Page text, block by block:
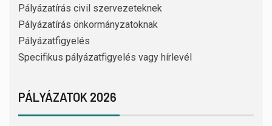
Pályázatírás civil szervezeteknek
Pályázatírás önkormányzatoknak
Pályázatfigyelés
Specifikus pályázatfigyelés vagy hírlevél
PÁLYÁZATOK 2026